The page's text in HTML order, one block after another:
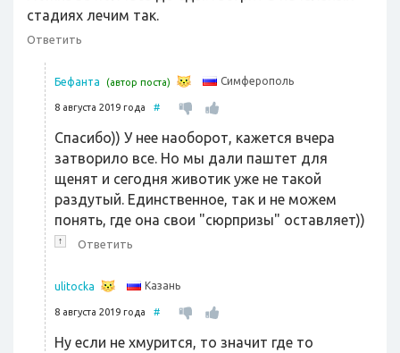
стадиях лечим так.
Ответить
Бефанта (автор поста) Симферополь
8 августа 2019 года #
Спасибо)) У нее наоборот, кажется вчера
затворило все. Но мы дали паштет для
щенят и сегодня животик уже не такой
раздутый. Единственное, так и не можем
понять, где она свои "сюрпризы" оставляет))
↑ Ответить
ulitocka Казань
8 августа 2019 года #
Ну если не хмурится, то значит где то